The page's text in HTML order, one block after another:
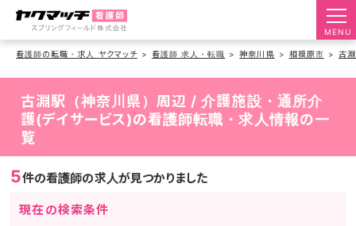
MENU
看護師の転職・求人 ヤクマッチ 看護師 求人・転職 神奈川県 相模原市 古
古淵駅（神奈川県）周辺 / 介護施設・通所介
護(デイサービス)の看護師転職・求人情報の一
覧
5件の看護師の求人が見つかりました
現在の検索条件